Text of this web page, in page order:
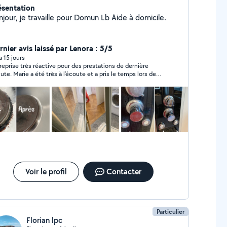
je travaille pour Domun Lb Aide à domicile.
avis laissé par Lenora : 5/5
15 jours
très réactive pour des prestations de dernière
Marie a été très à l’écoute et a pris le temps lors de
prestation réalisée par Sarah ! Je recommande
!
Voir le profil Contacter
Particulier
Florian lpc